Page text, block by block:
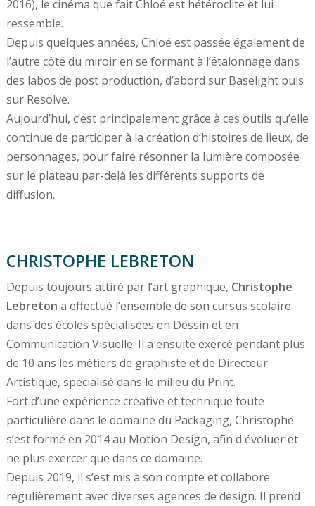
2016), le cinéma que fait Chloé est hétéroclite et lui
ressemble.
Depuis quelques années, Chloé est passée également de
l’autre côté du miroir en se formant à l’étalonnage dans
des labos de post production, d’abord sur Baselight puis
sur Resolve.
Aujourd’hui, c’est principalement grâce à ces outils qu’elle
continue de participer à la création d’histoires de lieux, de
personnages, pour faire résonner la lumière composée
sur le plateau par-delà les différents supports de
diffusion.
CHRISTOPHE LEBRETON
Depuis toujours attiré par l’art graphique, Christophe
Lebreton a effectué l’ensemble de son cursus scolaire
dans des écoles spécialisées en Dessin et en
Communication Visuelle. Il a ensuite exercé pendant plus
de 10 ans les métiers de graphiste et de Directeur
Artistique, spécialisé dans le milieu du Print.
Fort d’une expérience créative et technique toute
particulière dans le domaine du Packaging, Christophe
s’est formé en 2014 au Motion Design, afin d'évoluer et
ne plus exercer que dans ce domaine.
Depuis 2019, il s’est mis à son compte et collabore
régulièrement avec diverses agences de design. Il prend